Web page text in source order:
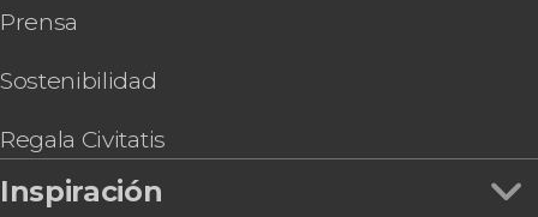
Prensa
Sostenibilidad
Regala Civitatis
Inspiración